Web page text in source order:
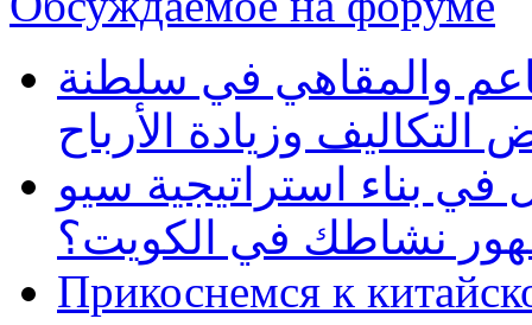
والمقاهي في سلطنة
وزيادة الأرباح
بناء استراتيجية سيو
نشاطك في الكويت؟
Прикоснемся к